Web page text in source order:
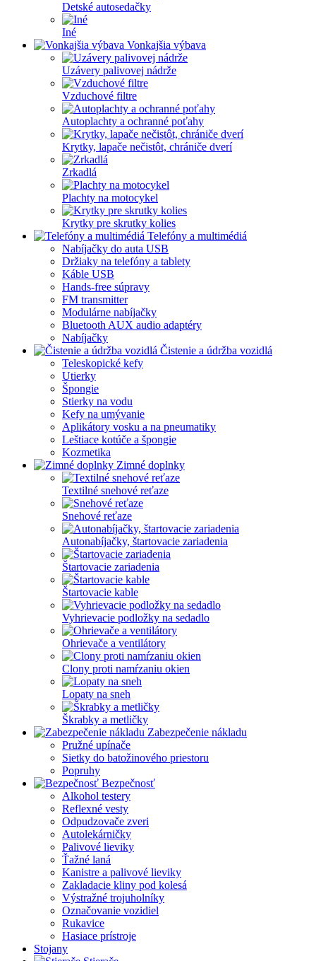
Detské autosedačky
Iné
Vonkajšia výbava
Uzávery palivovej nádrže
Vzduchové filtre
Autoplachty a ochranné poťahy
Krytky, lapače nečistôt, chrániče dverí
Zrkadlá
Plachty na motocykel
Krytky pre skrutky kolies
Telefóny a multimédiá
Nabíjačky do auta USB
Držiaky na telefóny a tablety
Káble USB
Hands-free súpravy
FM transmitter
Modulárne nabíjačky
Bluetooth AUX audio adaptéry
Nabíjačky
Čistenie a údržba vozidlá
Teleskopické kefy
Utierky
Špongie
Stierky na vodu
Kefy na umývanie
Aplikátory vosku a na pneumatiky
Leštiace kotúče a špongie
Kozmetika
Zimné doplnky
Textilné snehové reťaze
Snehové reťaze
Autonabíjačky, štartovacie zariadenia
Štartovacie zariadenia
Štartovacie kable
Vyhrievacie podložky na sedadlo
Ohrievače a ventilátory
Clony proti namŕzaniu okien
Lopaty na sneh
Škrabky a metličky
Zabezpečenie nákladu
Pružné upínače
Sietky do batožinového priestoru
Popruhy
Bezpečnosť
Alkohol testery
Reflexné vesty
Odpudzovače zveri
Autolekárničky
Palivové lieviky
Ťažné laná
Kanistre a palivové lieviky
Zakladacie kliny pod kolesá
Výstražné trojuholníky
Označovanie vozidiel
Rukavice
Hasiace prístroje
Stojany